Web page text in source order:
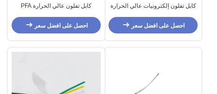
كابل تفلون إلكترونيات عالي الحرارة
احصل على افضل سعر
كابل تفلون عالي الحرارة PFA
احصل على افضل سعر